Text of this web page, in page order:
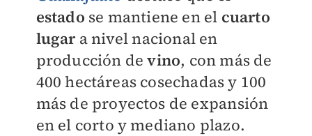
estado se mantiene en el cuarto
lugar a nivel nacional en
producción devino, con más de
400 hectáreas cosechadas y 100
más de proyectos de expansión
en el corto y mediano plazo.